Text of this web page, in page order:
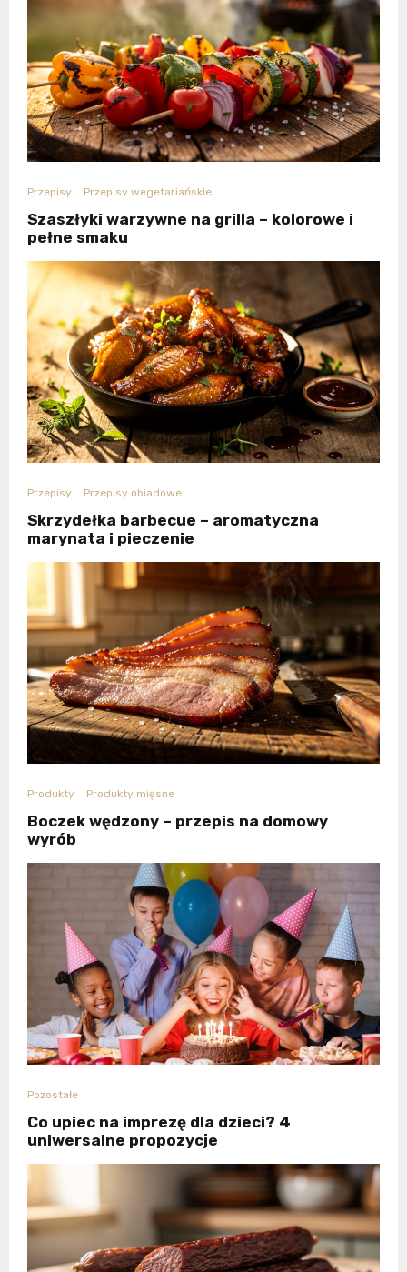
Przepisy Przepisy wegetariańskie
Szaszłyki warzywne na grilla – kolorowe i
pełne smaku
Przepisy Przepisy obiadowe
Skrzydełka barbecue – aromatyczna
marynata i pieczenie
Produkty Produkty mięsne
Boczek wędzony – przepis na domowy
wyrób
Pozostałe
Co upiec na imprezę dla dzieci? 4
uniwersalne propozycje